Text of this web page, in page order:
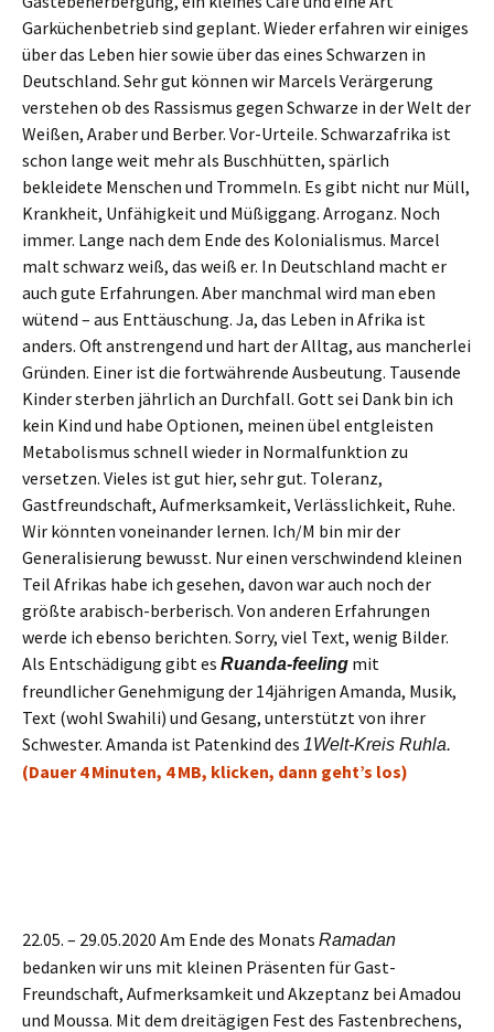
Garküchenbetrieb sind geplant. Wiedererfahren wir einiges
über das Leben hiersowie über das eines Schwarzen in
Deutschland. Sehr gut können wir Marcels Verärgerung
verstehen ob des Rassismus gegen Schwarze in der Welt der
Weißen, Araberund Berber. Vor-Urteile. Schwarzafrika ist
schon lange weit mehr als Buschhütten, spärlich
bekleidete Menschen und Trommeln. Es gibt nicht nur Müll,
Krankheit, Unfähigkeit und Müßiggang. Arroganz. Noch
immer. Lange nach dem Ende des Kolonialismus. Marcel
malt schwarz weiß, das weiß er. In Deutschland macht er
auch gute Erfahrungen. Aber manchmal wird man eben
wütend – aus Enttäuschung. Ja, das Leben in Afrika ist
anders. Oft anstrengend und hart der Alltag, aus mancherlei
Gründen. Einer ist die fortwährende Ausbeutung. Tausende
Kinder sterben jährlich an Durchfall. Gott sei Dank bin ich
kein Kind und habe Optionen, meinen übel entgleisten
Metabolismus schnell wieder in Normalfunktion zu
versetzen. Vieles ist gut hier, sehr gut. Toleranz,
Gastfreundschaft, Aufmerksamkeit, Verlässlichkeit, Ruhe.
Wir könnten voneinander lernen. Ich/M bin mir der
Generalisierung bewusst. Nur einen verschwindend kleinen
Teil Afrikas habe ich gesehen, davon warauch noch der
größte arabisch-berberisch. Von anderen Erfahrungen
werde ich ebenso berichten. Sorry, viel Text, wenig Bilder.
Als Entschädigung gibt es Ruanda-feeling mit
freundlicher Genehmigung der 14jährigen Amanda, Musik,
Text (wohl Swahili) und Gesang, unterstützt von ihrer
Schwester. Amanda ist Patenkind des 1Welt-Kreis Ruhla.
(Dauer 4 Minuten, 4 MB, klicken, dann geht’s los)
22.05. – 29.05.2020 Am Ende des Monats Ramadan
bedanken wir uns mit kleinen Präsenten für Gast-
Freundschaft, Aufmerksamkeit und Akzeptanz bei Amadou
und Moussa. Mit dem dreitägigen Fest des Fastenbrechens,